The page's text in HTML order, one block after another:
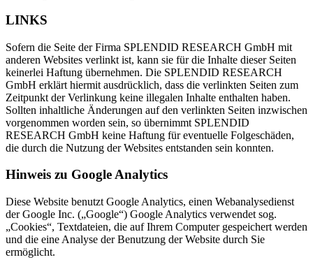
LINKS
Sofern die Seite der Firma SPLENDID RESEARCH GmbH mit
anderen Websites verlinkt ist, kann sie für die Inhalte dieser Seiten
keinerlei Haftung übernehmen. Die SPLENDID RESEARCH
GmbH erklärt hiermit ausdrücklich, dass die verlinkten Seiten zum
Zeitpunkt der Verlinkung keine illegalen Inhalte enthalten haben.
Sollten inhaltliche Änderungen auf den verlinkten Seiten inzwischen
vorgenommen worden sein, so übernimmt SPLENDID
RESEARCH GmbH keine Haftung für eventuelle Folgeschäden,
die durch die Nutzung der Websites entstanden sein konnten.
Hinweis zu Google Analytics
Diese Website benutzt Google Analytics, einen Webanalysedienst
der Google Inc. („Google“) Google Analytics verwendet sog.
„Cookies“, Textdateien, die auf Ihrem Computer gespeichert werden
und die eine Analyse der Benutzung der Website durch Sie
ermöglicht.